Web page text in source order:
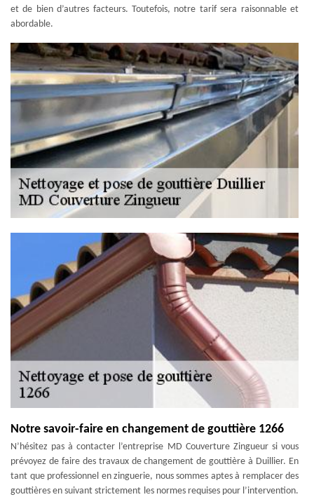
et de bien d’autres facteurs. Toutefois, notre tarif sera raisonnable et
abordable.
Notre savoir-faire en changement de gouttière 1266
N’hésitez pas à contacter l’entreprise MD Couverture Zingueur si vous
prévoyez de faire des travaux de changement de gouttière à Duillier. En
tant que professionnel en zinguerie, nous sommes aptes à remplacer des
gouttières en suivant strictement les normes requises pour l’intervention.